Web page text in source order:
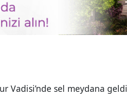
Vadisi’nde sel meydana geldi